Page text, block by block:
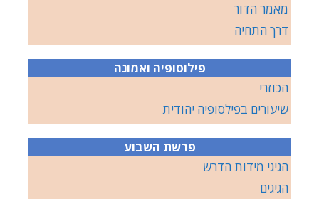
מאמר הדור
דרך התחיה
פילוסופיה ואמונה
הכוזרי
שיעורים בפילסופיה יהודית
פרשת השבוע
הגיגי מידות הדרש
הגיגים